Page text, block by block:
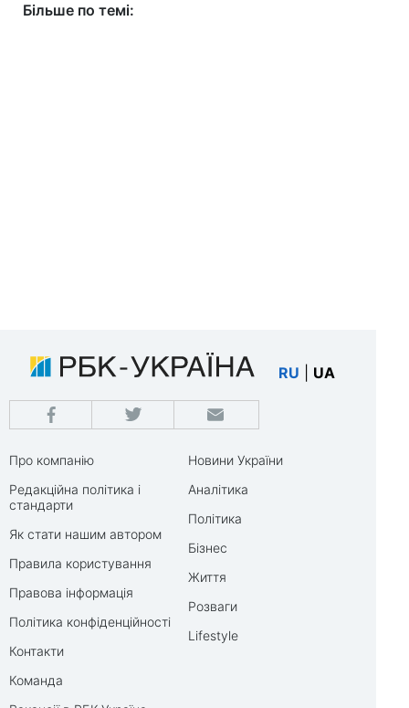
Більше по темі:
RU UA
Про компанію
Редакційна політика і
стандарти
Як стати нашим автором
Правила користування
Правова інформація
Політика конфіденційності
Контакти
Команда
Новини України
Аналітика
Політика
Бізнес
Життя
Розваги
Lifestyle